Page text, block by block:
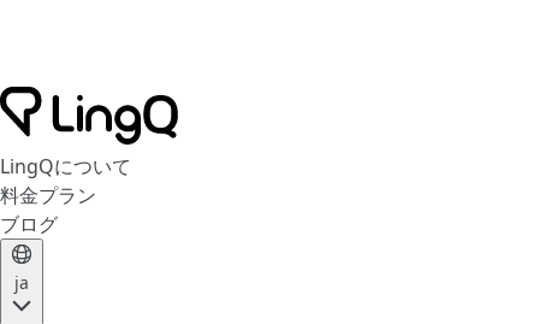
LingQについて
料金プラン
ブログ
ja